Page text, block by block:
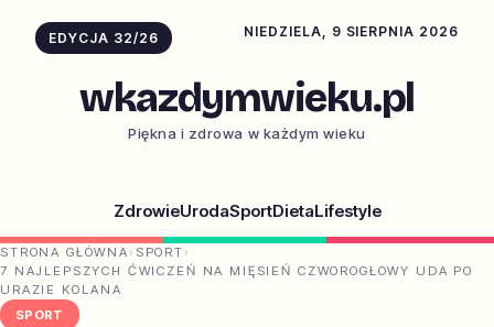
EDYCJA 32/26 NIEDZIELA, 9 SIERPNIA 2026
wkazdymwieku.pl
Piękna i zdrowa w każdym wieku
ZdrowieUrodaSportDietaLifestyle
STRONA GŁÓWNA › SPORT ›
7 NAJLEPSZYCH ĆWICZEŃ NA MIĘSIEŃ CZWOROGŁOWY UDA PO
URAZIE KOLANA
SPORT